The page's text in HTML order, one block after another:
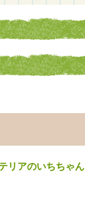
リアのいちちゃん